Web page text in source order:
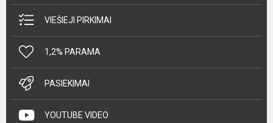
VIEŠIEJI PIRKIMAI
1,2% PARAMA
PASIEKIMAI
YOUTUBE VIDEO